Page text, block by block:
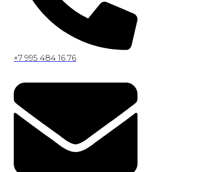
+7 995 484 16 76